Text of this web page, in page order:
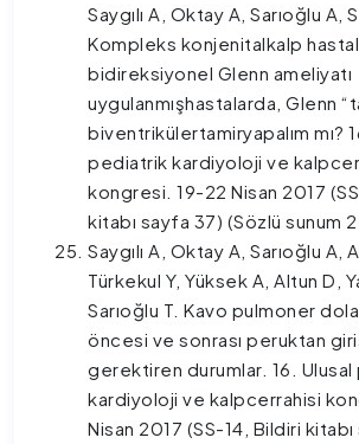
Saygılı A, Oktay A, Sarıoğlu A,
Kompleks konjenitalkalp
bidireksiyonel Glenn ameliyatı
uygulanmışhastalarda, Glenn
biventrikülertamiryapalım mı?
pediatrik kardiyoloji ve
kongresi. 19-22 Nisan 2017
kitabı sayfa 37) (Sözlü sunum
Saygılı A, Oktay A, Sarıoğlu A,
Türkekul Y, Yüksek A, Altun D,
Sarıoğlu T. Kavo pulmoner
öncesi ve sonrası peruktan
gerektiren durumlar. 16.
kardiyoloji ve kalpcerrahisi
Nisan 2017 (SS-14, Bildiri